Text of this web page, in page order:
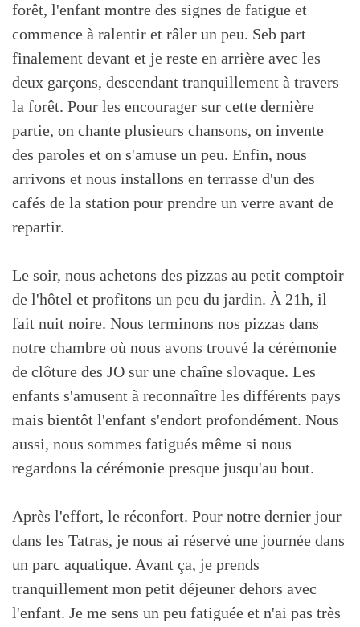
forêt, l'enfant montre des signes de fatigue et
commence à ralentir et râler un peu. Seb part
finalement devant et je reste en arrière avec les
deux garçons, descendant tranquillement à travers
la forêt. Pour les encourager sur cette dernière
partie, on chante plusieurs chansons, on invente
des paroles et on s'amuse un peu. Enfin, nous
arrivons et nous installons en terrasse d'un des
cafés de la station pour prendre un verre avant de
repartir.
Le soir, nous achetons des pizzas au petit comptoir
de l'hôtel et profitons un peu du jardin. À 21h, il
fait nuit noire. Nous terminons nos pizzas dans
notre chambre où nous avons trouvé la cérémonie
de clôture des JO sur une chaîne slovaque. Les
enfants s'amusent à reconnaître les différents pays
mais bientôt l'enfant s'endort profondément. Nous
aussi, nous sommes fatigués même si nous
regardons la cérémonie presque jusqu'au bout.
Après l'effort, le réconfort. Pour notre dernier jour
dans les Tatras, je nous ai réservé une journée dans
un parc aquatique. Avant ça, je prends
tranquillement mon petit déjeuner dehors avec
l'enfant. Je me sens un peu fatiguée et n'ai pas très